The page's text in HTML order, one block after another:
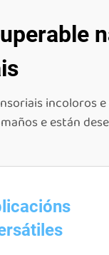
incoloros
e están